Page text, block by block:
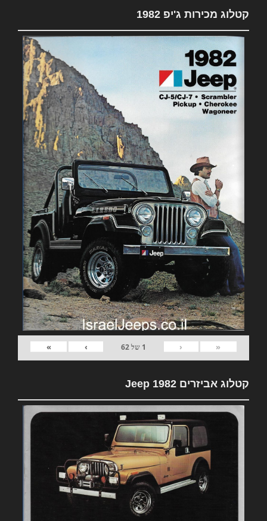
קטלוג מכירות ג'יפ 1982
«
‹
1 של62
›
»
קטלוג אביזרים 1982 Jeep